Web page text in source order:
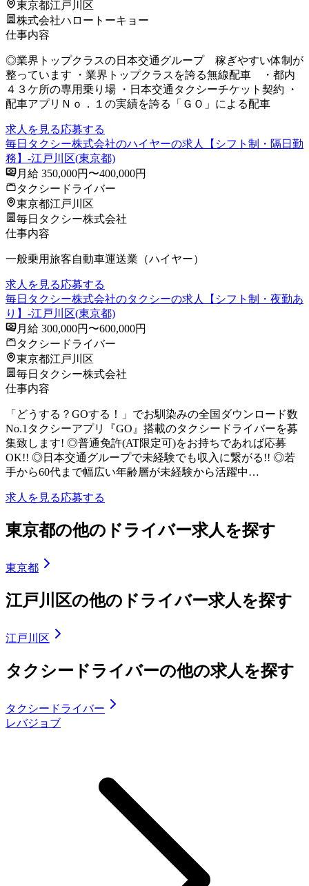
東京都江戸川区
株式会社ハロートーキョー
仕事内容
◎業界トップクラスの日本交通グループ 稼ぎやすい体制が
整っています ・業界トップクラスを誇る無線配車 ・都内
４３ケ所の専用乗り場 ・日本交通タクシーチケット契約 ・
配車アプリＮｏ．１の実績を誇る「ＧＯ」による配車
求人を見る応募する
毎日タクシー株式会社のハイヤーの求人【シフト制・隔日勤
務】-江戸川区(東京都)
月給 350,000円〜400,000円
タクシードライバー
東京都江戸川区
毎日タクシー株式会社
仕事内容
一般乗用旅客自動車運送業（ハイヤー）
求人を見る応募する
毎日タクシー株式会社のタクシーの求人【シフト制・夜勤あ
り】-江戸川区(東京都)
月給 300,000円〜600,000円
タクシードライバー
東京都江戸川区
毎日タクシー株式会社
仕事内容
「どうする？GOする！」でお馴染みの全国ダウンロード数
No.1タクシーアプリ『GO』搭載のタクシードライバーを募
集致します! ◎普通免許(AT限定可)をお持ちであれば応募
OK!! ◎日本交通グループで未経験でも収入に繋がる!! ◎若
手から60代まで幅広い年齢層が未経験から活躍中…
求人を見る応募する
東京都の他のドライバー求人を探す
東京都
江戸川区の他のドライバー求人を探す
江戸川区
タクシードライバーの他の求人を探す
タクシードライバー
レバジョブ